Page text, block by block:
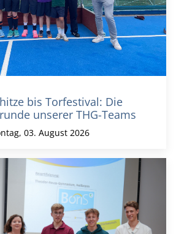
bis Torfestival: Die
unserer THG-Teams
03. August 2026